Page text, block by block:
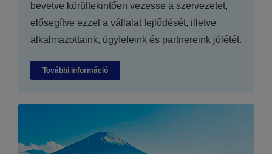
bevetve körültekintően vezesse a szervezetet,
elősegítve ezzel a vállalat fejlődését, illetve
alkalmazottaink, ügyfeleink és partnereink jólétét.
További információ